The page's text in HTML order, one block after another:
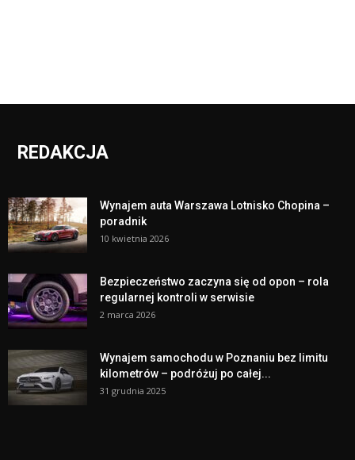
REDAKCJA
Wynajem auta Warszawa Lotnisko Chopina –
poradnik
10 kwietnia 2026
Bezpieczeństwo zaczyna się od opon – rola
regularnej kontroli w serwisie
2 marca 2026
Wynajem samochodu w Poznaniu bez limitu
kilometrów – podróżuj po całej...
31 grudnia 2025